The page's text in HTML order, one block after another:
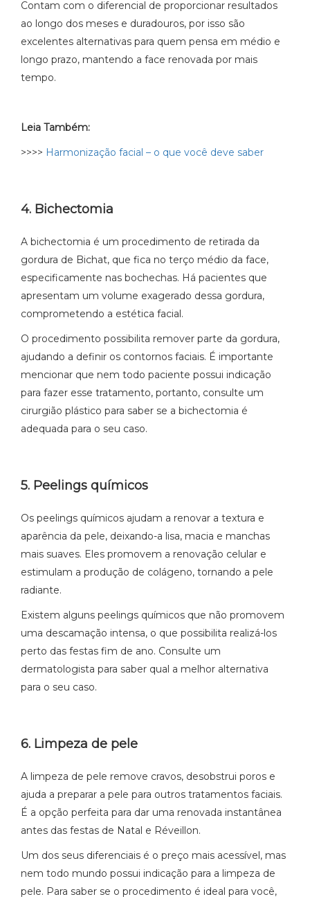
Contam com o diferencial de proporcionar resultados
ao longo dos meses e duradouros, por isso são
excelentes alternativas para quem pensa em médio e
longo prazo, mantendo a face renovada por mais
tempo.
Leia Também:
>>>> Harmonização facial – o que você deve saber
4. Bichectomia
A bichectomia é um procedimento de retirada da
gordura de Bichat, que fica no terço médio da face,
especificamente nas bochechas. Há pacientes que
apresentam um volume exagerado dessa gordura,
comprometendo a estética facial.
O procedimento possibilita remover parte da gordura,
ajudando a definir os contornos faciais. É importante
mencionar que nem todo paciente possui indicação
para fazer esse tratamento, portanto, consulte um
cirurgião plástico para saber se a bichectomia é
adequada para o seu caso.
5. Peelings químicos
Os peelings químicos ajudam a renovar a textura e
aparência da pele, deixando-a lisa, macia e manchas
mais suaves. Eles promovem a renovação celular e
estimulam a produção de colágeno, tornando a pele
radiante.
Existem alguns peelings químicos que não promovem
uma descamação intensa, o que possibilita realizá-los
perto das festas fim de ano. Consulte um
dermatologista para saber qual a melhor alternativa
para o seu caso.
6. Limpeza de pele
A limpeza de pele remove cravos, desobstrui poros e
ajuda a preparar a pele para outros tratamentos faciais.
É a opção perfeita para dar uma renovada instantânea
antes das festas de Natal e Réveillon.
Um dos seus diferenciais é o preço mais acessível, mas
nem todo mundo possui indicação para a limpeza de
pele. Para saber se o procedimento é ideal para você,